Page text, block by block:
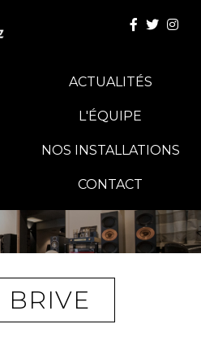
ACTUALITÉS
L'ÉQUIPE
NOS INSTALLATIONS
CONTACT
BRIVE